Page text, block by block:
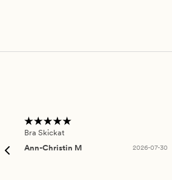
Bra Skickat
Ann-Christin M
2026-07-30